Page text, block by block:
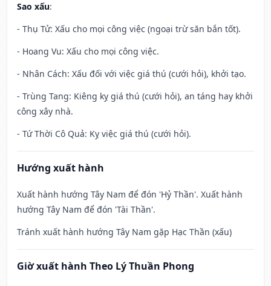
Sao xấu:
- Thụ Tử: Xấu cho mọi công việc (ngoại trừ săn bắn tốt).
- Hoang Vu: Xấu cho mọi công việc.
- Nhân Cách: Xấu đối với việc giá thú (cưới hỏi), khởi tạo.
- Trùng Tang: Kiêng kỵ giá thú (cưới hỏi), an táng hay khởi
công xây nhà.
- Tứ Thời Cô Quả: Kỵ việc giá thú (cưới hỏi).
Hướng xuất hành
Xuất hành hướng Tây Nam để đón 'Hỷ Thần'. Xuất hành
hướng Tây Nam để đón 'Tài Thần'.
Tránh xuất hành hướng Tây Nam gặp Hạc Thần (xấu)
Giờ xuất hành Theo Lý Thuần Phong